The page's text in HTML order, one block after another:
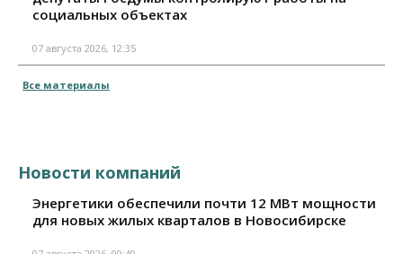
социальных объектах
07 августа 2026, 12:35
Все материалы
Новости компаний
Энергетики обеспечили почти 12 МВт мощности
для новых жилых кварталов в Новосибирске